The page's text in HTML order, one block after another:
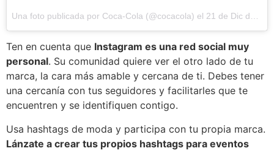
Una foto publicada por Coca-Cola (@cocacola) el 21 de Dic de 2015 a la(s) 11:05 PST
Ten en cuenta que Instagram es una red social muy
personal. Su comunidad quiere ver el otro lado de tu
marca, la cara más amable y cercana de ti. Debes tener
una cercanía con tus seguidores y facilitarles que te
encuentren y se identifiquen contigo.
Usa hashtags de moda y participa con tu propia marca.
Lánzate a crear tus propios hashtags para eventos